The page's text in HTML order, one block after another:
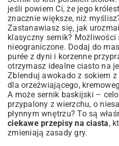
jeśli powiem Ci, że jego
znacznie większe, niż
Zastanawiasz się, jak
klasyczny sernik? Możliwości
nieograniczone. Dodaj do
purée z dyni i korzenne
otrzymasz idealne ciasto na
Zblenduj awokado z sokiem
dla orzeźwiającego,
A może sernik baskijski –
przypalony z wierzchu, o
płynnym wnętrzu? To są
ciekawe przepisy na ciasta,
zmieniają zasady gry.